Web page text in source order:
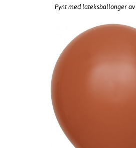
Pynt med lateksballonger